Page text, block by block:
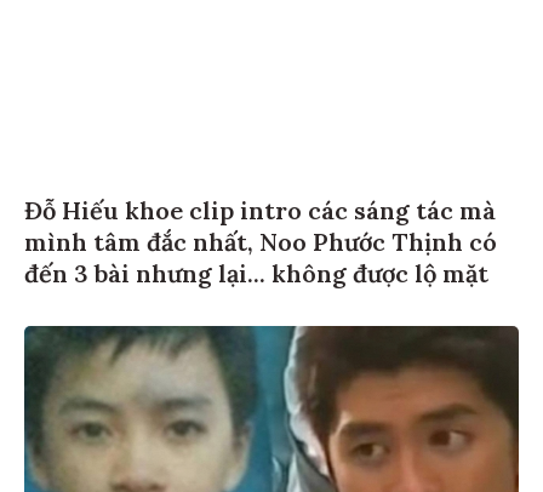
Đỗ Hiếu khoe clip intro các sáng tác mà
mình tâm đắc nhất, Noo Phước Thịnh có
đến 3 bài nhưng lại... không được lộ mặt